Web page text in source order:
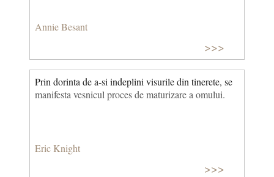
Annie Besant
>>>
Prin dorinta de a-si indeplini visurile din tinerete, se
manifesta vesnicul proces de maturizare a omului.
Eric Knight
>>>